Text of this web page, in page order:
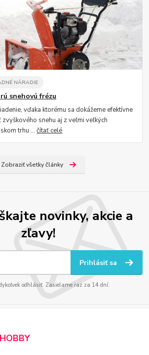
NÁRADIE
snehovú frézu
vďaka ktorému sa dokážeme efektívne
snehu aj z veľmi veľkých
trhu ...čítať celé
Zobraziť všetky články
novinky, akcie a
zľavy!
Prihlásiť sa
odhlásiť. Zasielame raz za 14 dní.